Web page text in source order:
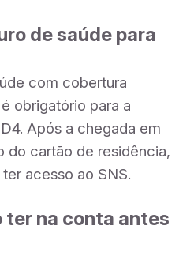
de saúde para
com cobertura
obrigatório para a
Após a chegada em
do cartão de residência,
acesso ao SNS.
ter na conta antes